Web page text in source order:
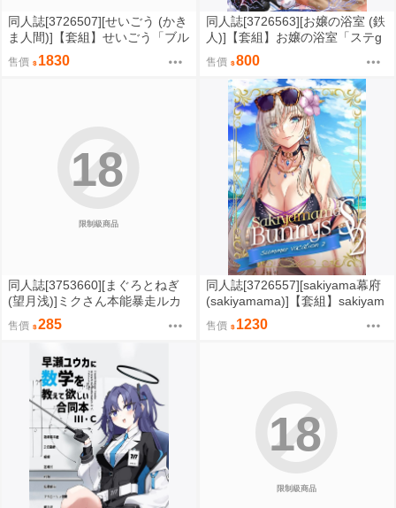
同人誌[3726507][せいごう (かき
ま人間)]【套組】せいごう「ブル
アカ本」セット (蔚藍檔案)
售價 1830
同人誌[3726563][お嬢の浴室 (鉄
人)]【套組】お嬢の浴室「ステg
orolive」セット (hololive )
售價 800
限制級商品
18
同人誌[3753660][まぐろとねぎ
(望月浅)]ミクさん本能暴走ルカ
さんは大変幸せそうです (VOCA
LOID)
售價 285
同人誌[3726557][sakiyama幕府
(sakiyamama)]【套組】sakiyam
a幕府「Sakiyamama Bunnys Su
mmer Vacation」セット (插畫
售價 1230
限制級商品
18